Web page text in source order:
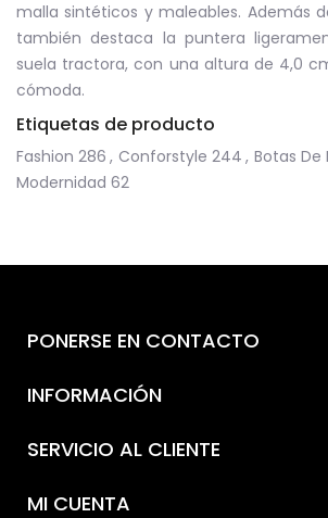
malla sintéticos y maleables. Además
también destaca la puntera
suela tractora, con una altura de 4,0
cómoda.
Etiquetas de producto
Fashion 286 , Conforstyle 244 , Botas De
Modernidad 62
PONERSE EN CONTACTO
INFORMACIÓN
SERVICIO AL CLIENTE
MI CUENTA